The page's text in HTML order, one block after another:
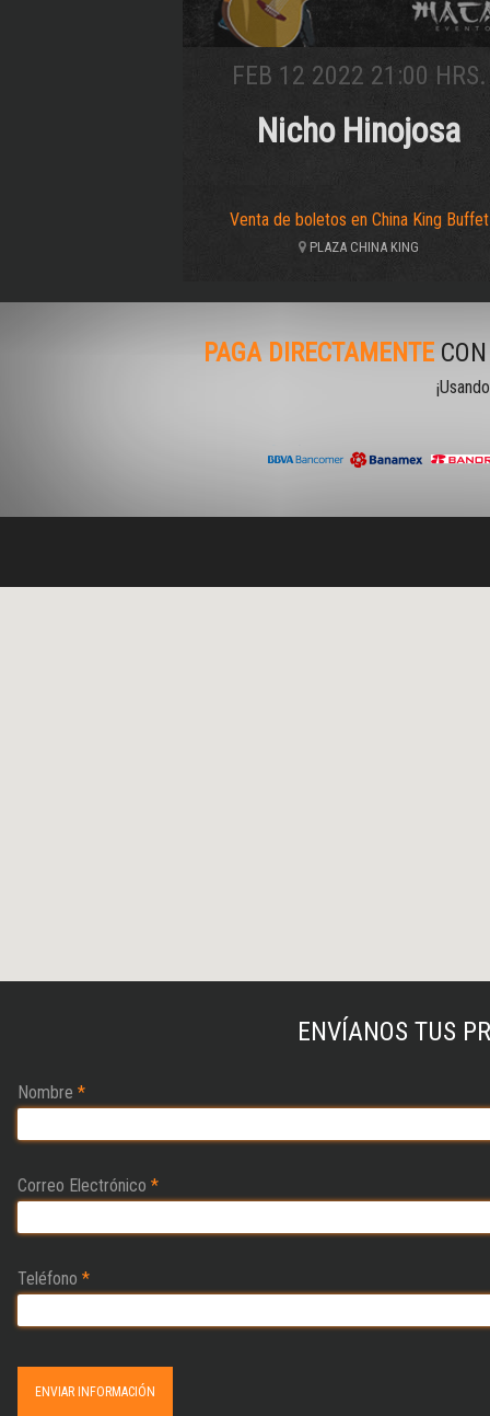
FEB 12 2022 21:00 HRS.
Nicho Hinojosa
Venta de boletos en China King Buffet
PLAZA CHINA KING
PAGA DIRECTAMENTECON
ENVÍANOS TUS
Nombre *
Correo Electrónico *
Teléfono *